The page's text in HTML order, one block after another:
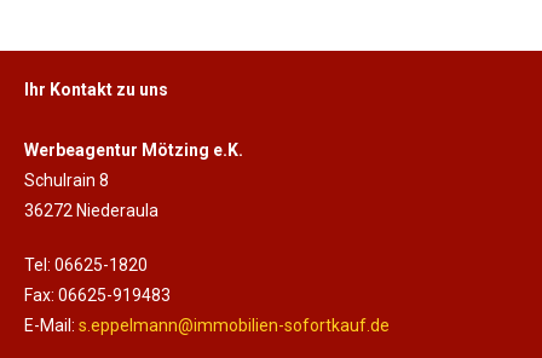
Ihr Kontakt zu uns
Werbeagentur Mötzing e.K.
Schulrain 8
36272 Niederaula
Tel: 06625-1820
Fax: 06625-919483
E-Mail: s.eppelmann@immobilien-sofortkauf.de